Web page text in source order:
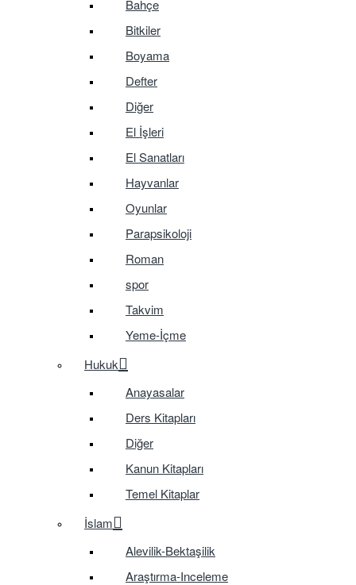
Bahçe
Bitkiler
Boyama
Defter
Diğer
El İşleri
El Sanatları
Hayvanlar
Oyunlar
Parapsikoloji
Roman
spor
Takvim
Yeme-İçme
Hukuk
Anayasalar
Ders Kitapları
Diğer
Kanun Kitapları
Temel Kitaplar
İslam
Alevilik-Bektaşilik
Araştırma-Inceleme